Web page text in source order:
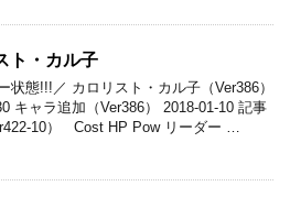
ト・カル子
状態!!!／ カロリスト・カル子（Ver386）
キャラ追加（Ver386） 2018-01-10 記事
10） Cost HP Pow リーダー …